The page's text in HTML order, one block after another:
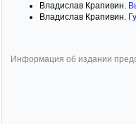
Владислав Крапивин.
Владислав Крапивин.
Информация об издании